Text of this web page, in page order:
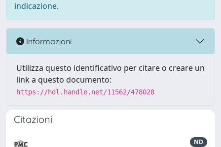
indicazione.
Informazioni
Utilizza questo identificativo per citare o creare un
link a questo documento:
https://hdl.handle.net/11562/478028
Citazioni
ND